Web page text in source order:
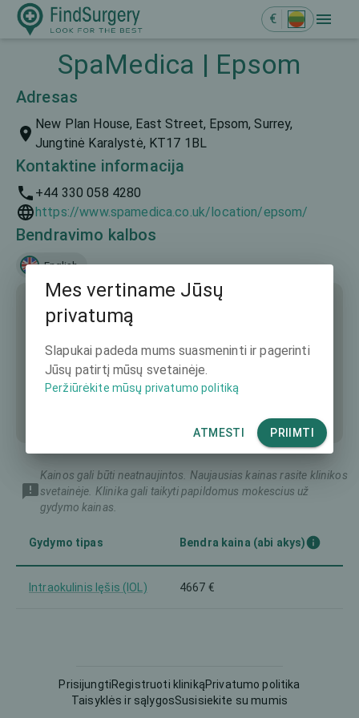
€
SpaMedica | Epsom
Adresas
New Plan House, East Street, Epsom, Surrey,
Jungtinė Karalystė, KT17 1BL
Kontaktine informacija
+44 330 058 4280
https://www.spamedica.co.uk/location/epsom/
Bendravimo kalbos
English
Kainos gali būti neatnaujintos. Naujausias kainas rasite klinikos
svetainėje. Klinika gali taikyti papildomus mokescius už
gydymo kainas.
Gydymo tipas Bendra kaina (abi akys)
Intraokulinis lęšis (IOL) 4667 €
PrisijungtiRegistruoti klinikąPrivatumo politika
Taisyklės ir sąlygosSusisiekite su mumis
Mes vertiname Jūsų
privatumą
Slapukai padeda mums suasmeninti ir pagerinti
Jūsų patirtį mūsų svetainėje.
Peržiūrėkite mūsų privatumo politiką
ATMESTI PRIIMTI